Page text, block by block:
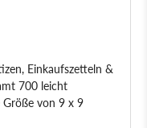
Einkaufszetteln &
700 leicht
Größe von 9 x 9